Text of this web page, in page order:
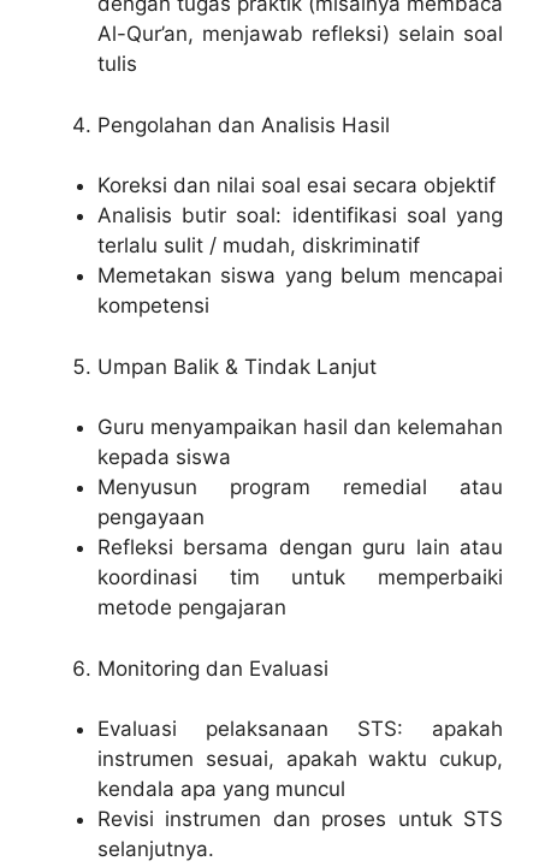
Al-Qur’an, menjawab refleksi) selain soal
tulis
Pengolahan dan Analisis Hasil
Koreksi dan nilai soal esai secara objektif
Analisis butir soal: identifikasi soal yang
terlalu sulit / mudah, diskriminatif
Memetakan siswa yang belum mencapai
kompetensi
Umpan Balik & Tindak Lanjut
Guru menyampaikan hasil dan kelemahan
kepada siswa
Menyusun program remedial atau
pengayaan
Refleksi bersama dengan guru lain atau
koordinasi tim untuk memperbaiki
metode pengajaran
Monitoring dan Evaluasi
Evaluasi pelaksanaan STS: apakah
instrumen sesuai, apakah waktu cukup,
kendala apa yang muncul
Revisi instrumen dan proses untuk STS
selanjutnya.